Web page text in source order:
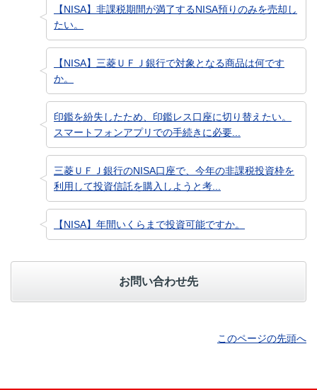
【NISA】非課税期間が満了するNISA預りのみを売却し
たい。
【NISA】三菱ＵＦＪ銀行で対象となる商品は何です
か。
印鑑を紛失したため、印鑑レス口座に切り替えたい。
スマートフォンアプリでの手続きに必要...
三菱ＵＦＪ銀行のNISA口座で、今年の非課税投資枠を
利用して投資信託を購入しようと考...
【NISA】年間いくらまで投資可能ですか。
お問い合わせ先
このページの先頭へ